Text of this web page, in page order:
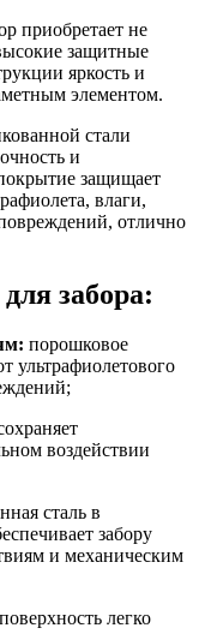
приобретает не
защитные
яркость и
элементом.
стали
и
защищает
влаги,
отлично
забора:
порошковое
ультрафиолетового
воздействии
сталь в
забору
и механическим
легко